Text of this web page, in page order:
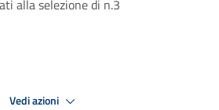
alla selezione di n.3
Vedi azioni